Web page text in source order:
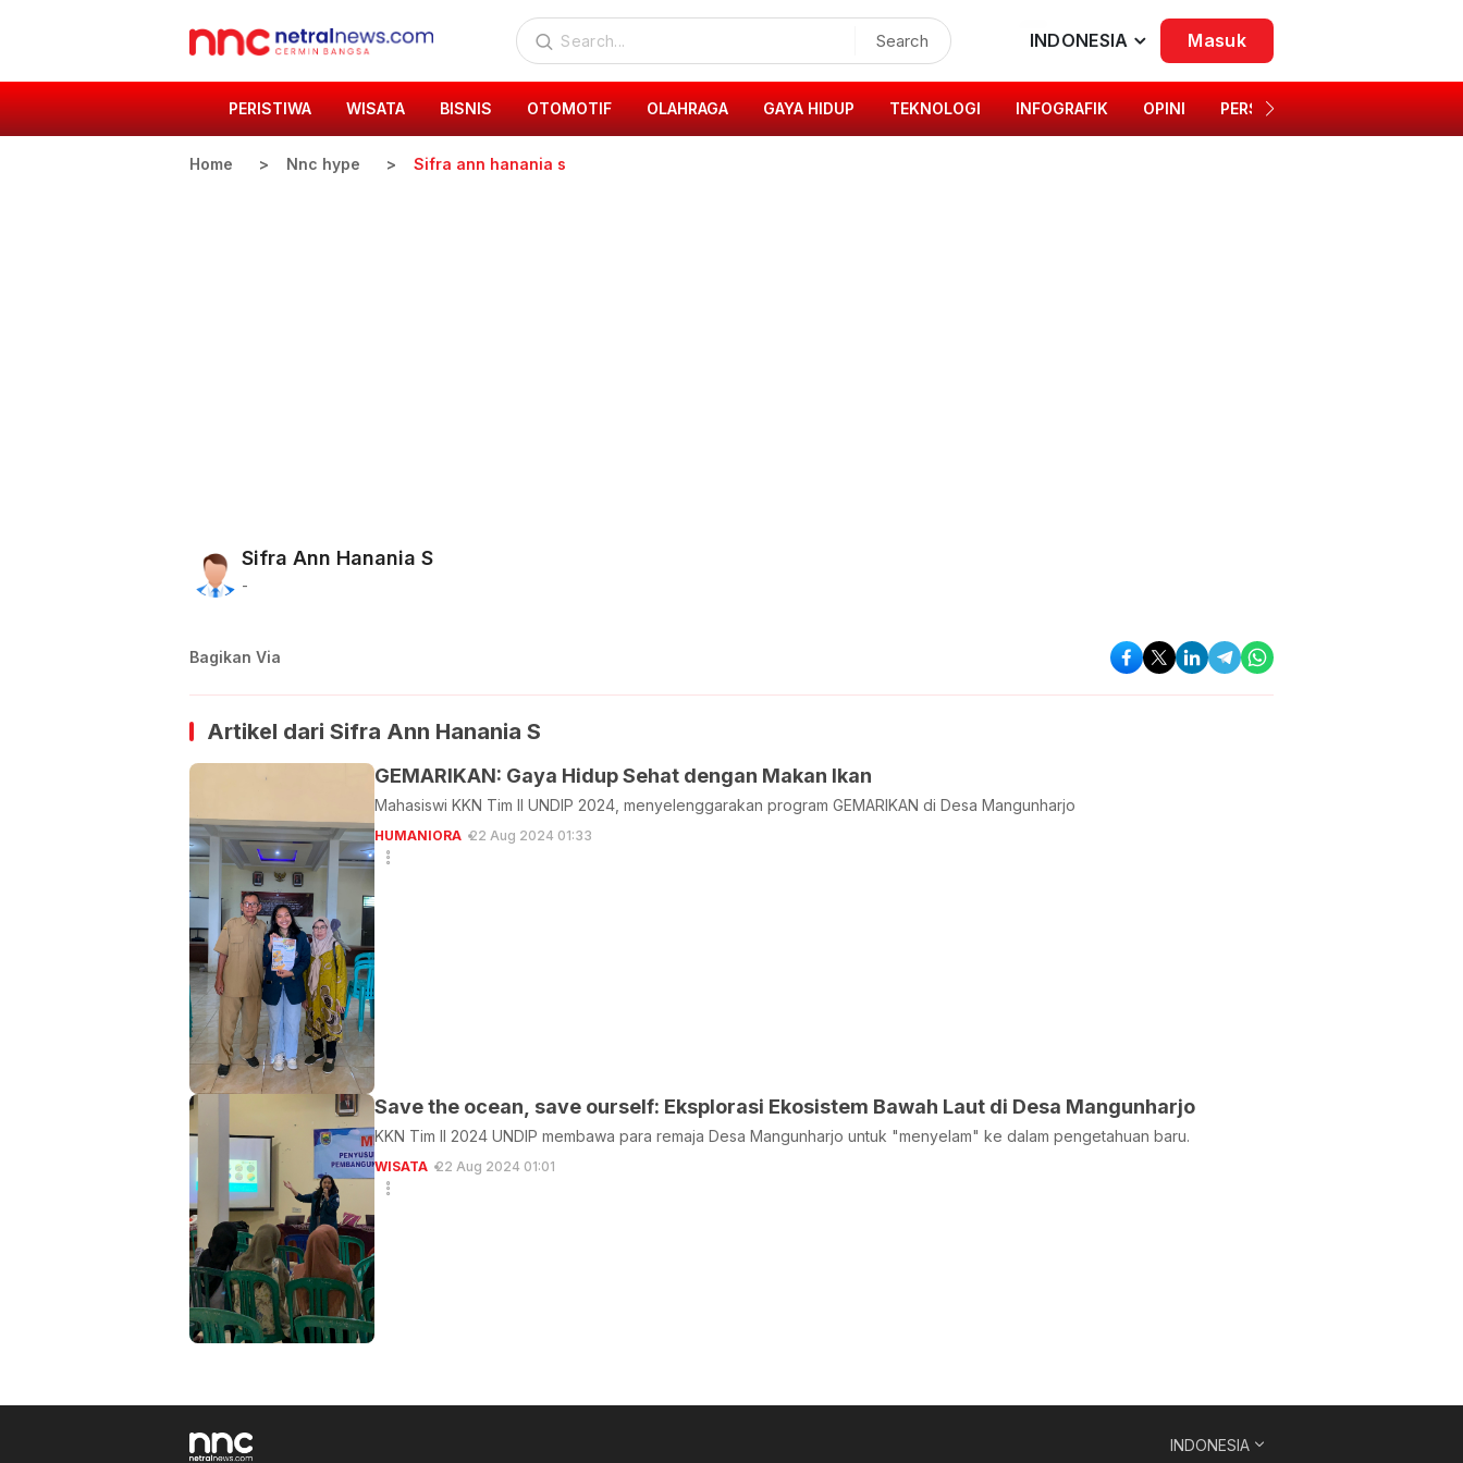
Search INDONESIA Masuk
PERISTIWA WISATA BISNIS OTOMOTIF OLAHRAGA GAYA HIDUP TEKNOLOGI INFOGRAFIK OPINI PERSONA
Home Nnc hype Sifra ann hanania s
Sifra Ann Hanania S
-
Bagikan Via
Artikel dari Sifra Ann Hanania S
GEMARIKAN: Gaya Hidup Sehat dengan Makan Ikan
Mahasiswi KKN Tim II UNDIP 2024, menyelenggarakan program GEMARIKAN di Desa Mangunharjo
HUMANIORA 22 Aug 2024 01:33
Save the ocean, save ourself: Eksplorasi Ekosistem Bawah Laut di Desa Mangunharjo
KKN Tim II 2024 UNDIP membawa para remaja Desa Mangunharjo untuk "menyelam" ke dalam pengetahuan baru.
WISATA 22 Aug 2024 01:01
INDONESIA